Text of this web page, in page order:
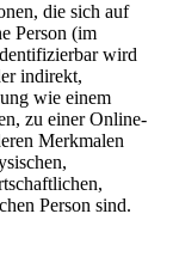
die sich auf
Person (im
wird
indirekt,
wie einem
zu einer Online-
Merkmalen
Person sind.